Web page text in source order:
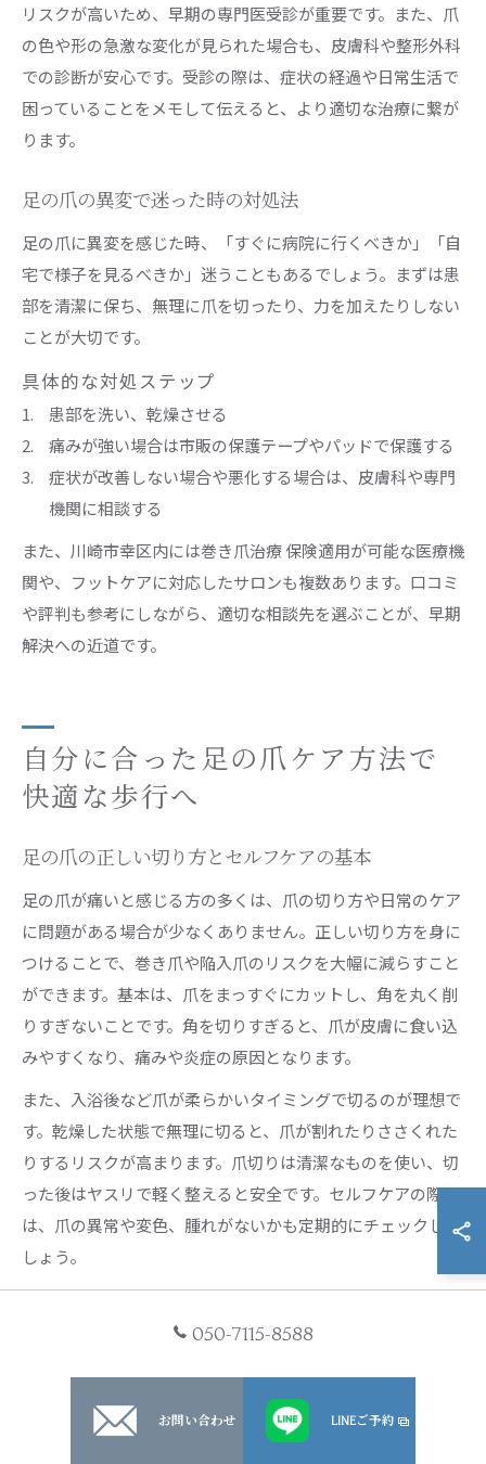
リスクが高いため、早期の専門医受診が重要です。また、爪
の色や形の急激な変化が見られた場合も、皮膚科や整形外科
での診断が安心です。受診の際は、症状の経過や日常生活で
困っていることをメモして伝えると、より適切な治療に繋が
ります。
足の爪の異変で迷った時の対処法
足の爪に異変を感じた時、「すぐに病院に行くべきか」「自
宅で様子を見るべきか」迷うこともあるでしょう。まずは患
部を清潔に保ち、無理に爪を切ったり、力を加えたりしない
ことが大切です。
具体的な対処ステップ
患部を洗い、乾燥させる
痛みが強い場合は市販の保護テープやパッドで保護する
症状が改善しない場合や悪化する場合は、皮膚科や専門
機関に相談する
また、川崎市幸区内には巻き爪治療 保険適用が可能な医療機
関や、フットケアに対応したサロンも複数あります。口コミ
や評判も参考にしながら、適切な相談先を選ぶことが、早期
解決への近道です。
自分に合った足の爪ケア方法で
快適な歩行へ
足の爪の正しい切り方とセルフケアの基本
足の爪が痛いと感じる方の多くは、爪の切り方や日常のケア
に問題がある場合が少なくありません。正しい切り方を身に
つけることで、巻き爪や陥入爪のリスクを大幅に減らすこと
ができます。基本は、爪をまっすぐにカットし、角を丸く削
りすぎないことです。角を切りすぎると、爪が皮膚に食い込
みやすくなり、痛みや炎症の原因となります。
また、入浴後など爪が柔らかいタイミングで切るのが理想で
す。乾燥した状態で無理に切ると、爪が割れたりささくれた
りするリスクが高まります。爪切りは清潔なものを使い、切
った後はヤスリで軽く整えると安全です。セルフケアの際
は、爪の異常や変色、腫れがないかも定期的にチェックしま
しょう。
川崎市幸区の皮膚科やフットケア外来の専門医に早めに相談
ができます。
050-7115-8588
お問い合わせ LINEご予約